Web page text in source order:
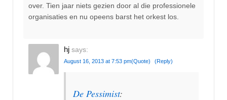
over. Tien jaar niets gezien door al die professionele
organisaties en nu opeens barst het orkest los.
hj says:
August 16, 2013 at 7:53 pm(Quote) (Reply)
De Pessimist: